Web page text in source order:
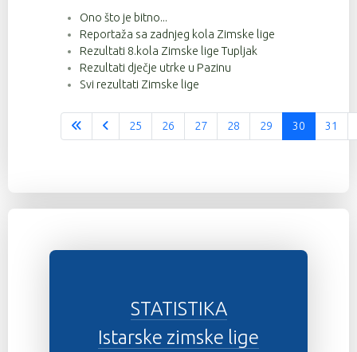
Ono što je bitno...
Reportaža sa zadnjeg kola Zimske lige
Rezultati 8.kola Zimske lige Tupljak
Rezultati dječje utrke u Pazinu
Svi rezultati Zimske lige
Stranica 30 od 37
25 26 27 28 29 30 31
STATISTIKA
Istarske zimske lige